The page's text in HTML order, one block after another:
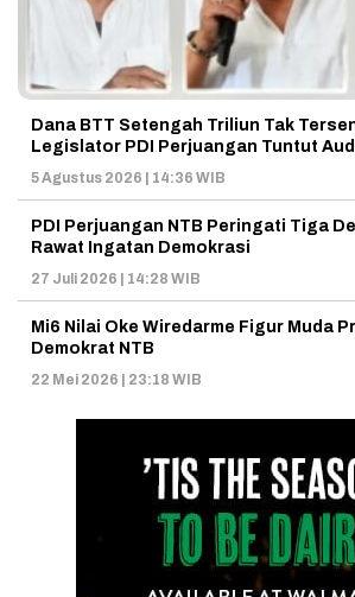
Dana BTT Setengah Triliun Tak
Legislator PDI Perjuangan Tuntut
5 Agustus 2026 | 14:36 WIB
PDI Perjuangan NTB Peringati Tiga
Rawat Ingatan Demokrasi
27 Juli 2026 | 14:28 WIB
Mi6 Nilai Oke Wiredarme Figur Muda
Demokrat NTB
22 Mei 2026 | 23:18 WIB